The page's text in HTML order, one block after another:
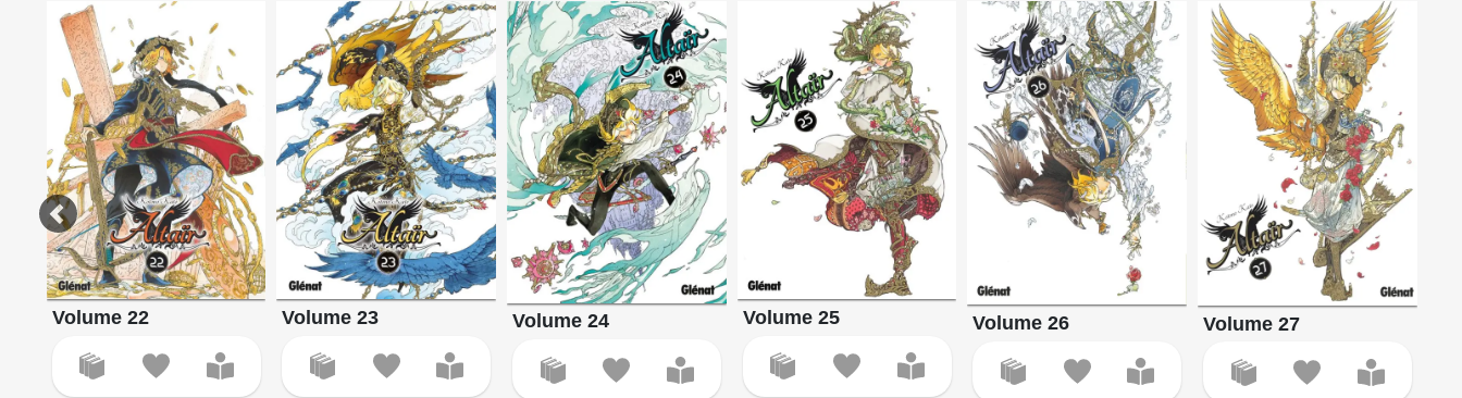
Volume 22 Volume 23 Volume 24 Volume 25 Volume 26 Volume 27